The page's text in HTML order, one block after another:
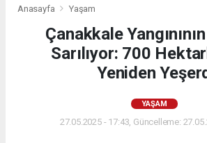
Anasayfa Yaşam
Çanakkale
Sarılıyor: 700
Yeniden
YAŞAM
27.05.2025 - 17:43, Güncelleme: